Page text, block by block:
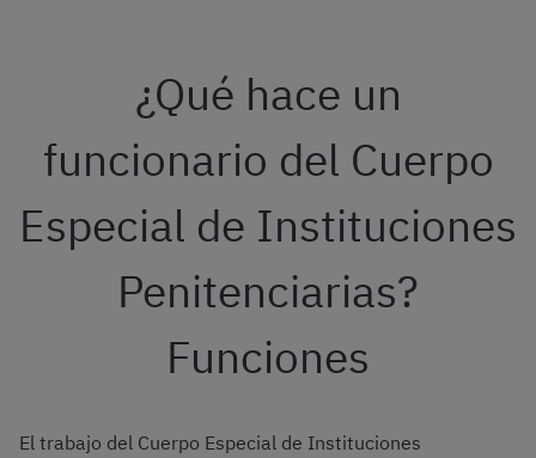
¿Qué hace un
funcionario del Cuerpo
Especial de Instituciones
Penitenciarias?
Funciones
El trabajo del Cuerpo Especial de Instituciones